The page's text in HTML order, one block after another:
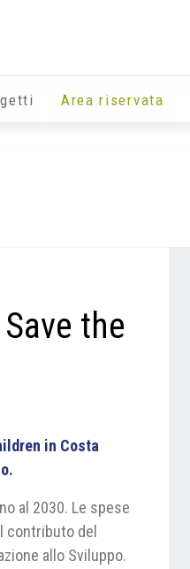
Area riservata
the
in Costa
al 2030. Le spese
contributo del
allo Sviluppo.